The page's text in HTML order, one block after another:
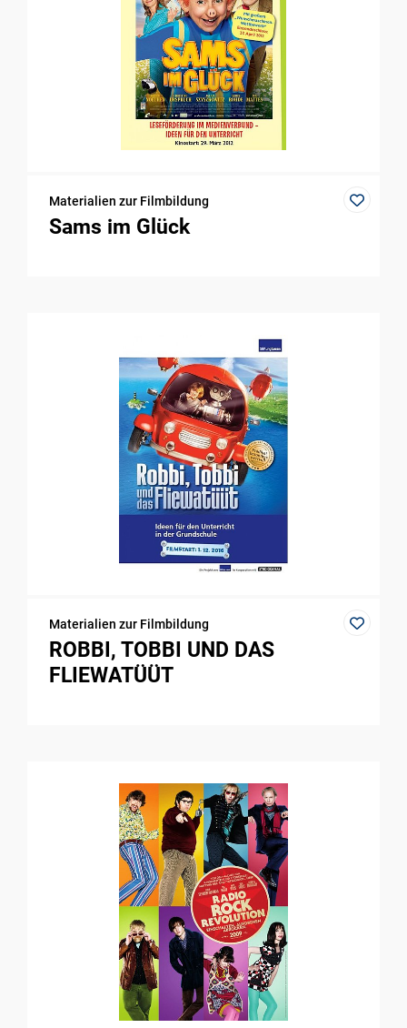
Materialien zur Filmbildung
Sams im Glück
Materialien zur Filmbildung
ROBBI, TOBBI UND DAS
FLIEWATÜÜT